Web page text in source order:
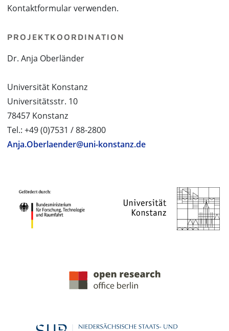
Kontaktformular verwenden.
PROJEKTKOORDINATION
Dr. Anja Oberländer
Universität Konstanz
Universitätsstr. 10
78457 Konstanz
Tel.: +49 (0)7531 / 88-2800
Anja.Oberlaender@uni-konstanz.de